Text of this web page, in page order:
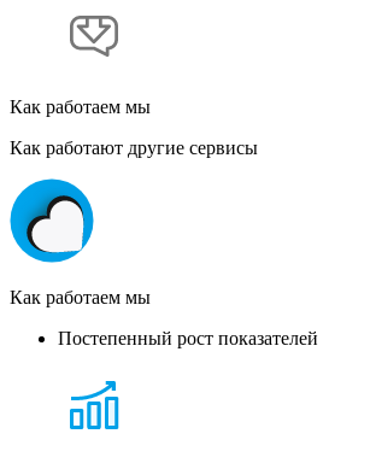
Как работаем мы
Как работают другие сервисы
Как работаем мы
Постепенный рост показателей